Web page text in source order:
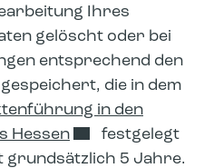
Ihres
gelöscht oder bei
entsprechend den
die in dem
in den
Hessen
festgelegt
grundsätzlich 5 Jahre.